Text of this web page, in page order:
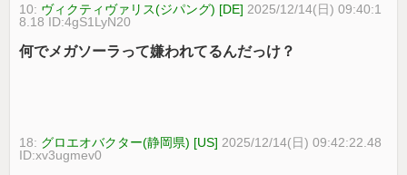
10: ヴィクティヴァリス(ジパング) [DE] 2025/12/14(日) 09:40:1
8.18 ID:4gS1LyN20
何でメガソーラって嫌われてるんだっけ？
18: グロエオバクター(静岡県) [US] 2025/12/14(日) 09:42:22.48
ID:xv3ugmev0